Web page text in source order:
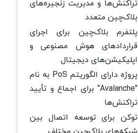
تراکنش‌ها و مدیریت زنجیره‌های
بلاک‌چین متعدد
پلتفرم بلاک‌چین برای اجرای
قراردادهای هوش مصنوعی و
اپلیکیشن‌های دیجیتال
پروژه دارای الگوریتم PoS به نام
"Avalanche" برای اجماع و تأیید
تراکنش‌ها
توکن برای توسعه اتصال بین